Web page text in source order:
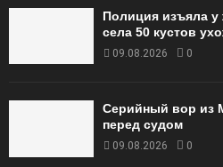
Полиция изъяла у
села 50 кустов
09.08.2026 0
Серийный вор из
перед судом
09.08.2026 0